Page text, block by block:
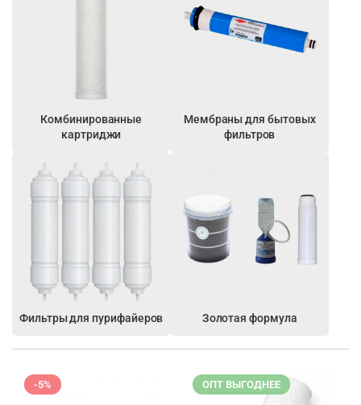
Комбинированные
картриджи
Мембраны для бытовых
фильтров
Фильтры для пурифайеров Золотая формула
-5% ОПТ ВЫГОДНЕЕ